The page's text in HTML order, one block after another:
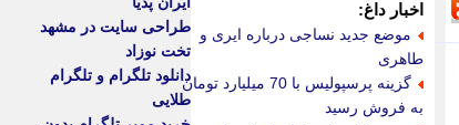
اخبار داغ:
موضع جدید نساجی درباره ایری و
طاهری
گزینه پرسپولیس با 70 میلیارد تومان
به فروش رسید
طراحی سایت در مشهد
تخت نوزاد
دانلود تلگرام و تلگرام
طلایی